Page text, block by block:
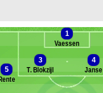
1
Vaessen
3
T. Blokzijl
4
Janse
5
Rente